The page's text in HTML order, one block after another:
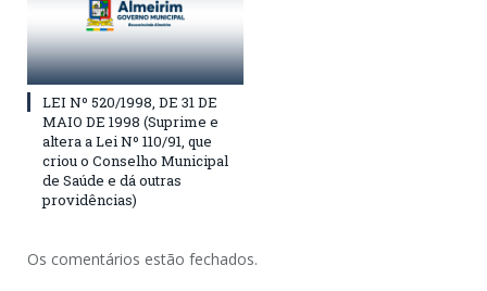
LEI Nº 520/1998, DE 31 DE
MAIO DE 1998 (Suprime e
altera a Lei Nº 110/91, que
criou o Conselho Municipal
de Saúde e dá outras
providências)
Os comentários estão fechados.